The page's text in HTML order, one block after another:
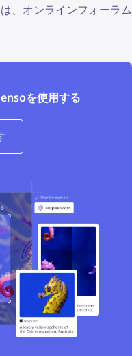
、オンラインフォーラム
を使用する